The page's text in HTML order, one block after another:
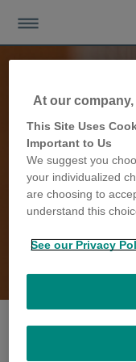
Die
At our
This Site Uses
Important to Us
We suggest you
your individualized
are choosing to
understand this
See our Privacy